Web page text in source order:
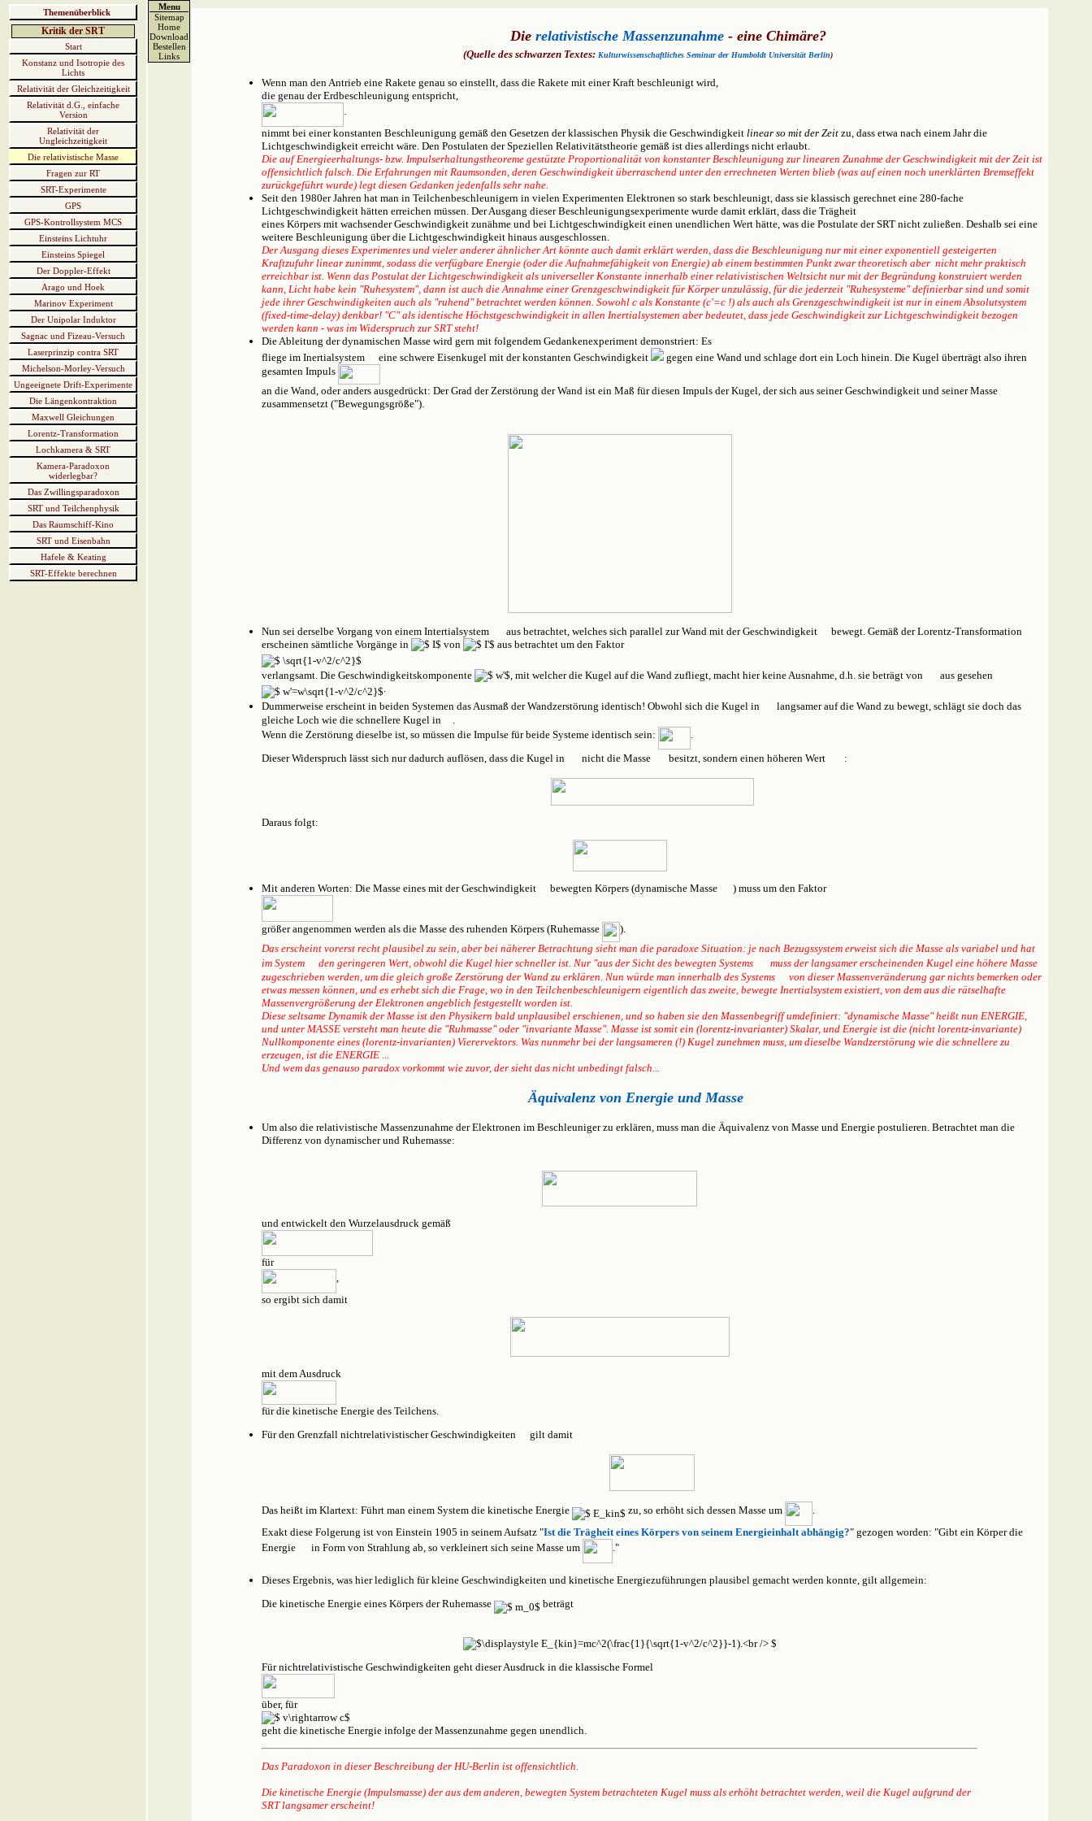
Themenüberblick
Kritik der SRT
Start
Konstanz und Isotropie des
Lichts
Relativität der Gleichzeitigkeit
Relativität d.G., einfache
Version
Relativität der
Ungleichzeitigkeit
Die relativistische Masse
Fragen zur RT
SRT-Experimente
GPS
GPS-Kontrollsystem MCS
Einsteins Lichtuhr
Einsteins Spiegel
Der Doppler-Effekt
Arago und Hoek
Marinov Experiment
Der Unipolar Induktor
Sagnac und Fizeau-Versuch
Laserprinzip contra SRT
Michelson-Morley-Versuch
Ungeeignete Drift-Experimente
Die Längenkontraktion
Maxwell Gleichungen
Lorentz-Transformation
Lochkamera & SRT
Kamera-Paradoxon
widerlegbar?
Das Zwillingsparadoxon
SRT und Teilchenphysik
Das Raumschiff-Kino
SRT und Eisenbahn
Hafele & Keating
SRT-Effekte berechnen
Menu
Sitemap
Home
Download
Bestellen
Links
Dierelativistische Massenzunahme - eine Chimäre?
(Quelle des schwarzen Textes:Kulturwissenschaftliches Seminar der Humboldt Universität Berlin)
Wenn man den Antrieb eine Rakete genau so einstellt, dass die Rakete mit einer Kraft beschleunigt wird,
die genau der Erdbeschleunigung entspricht,
.
nimmt bei einer konstanten Beschleunigung gemäß den Gesetzen der klassischen Physik die Geschwindigkeitlinear so mit der Zeit zu, dass etwa nach einem Jahr die
Lichtgeschwindigkeit erreicht wäre. Den Postulaten der Speziellen Relativitätstheorie gemäß ist dies allerdings nicht erlaubt.
Die auf Energieerhaltungs- bzw. Impulserhaltungstheoreme gestützte Proportionalität von konstanter Beschleunigung zur linearen Zunahme der Geschwindigkeit mit der Zeit ist
offensichtlich falsch. Die Erfahrungen mit Raumsonden, deren Geschwindigkeit überraschend unter den errechneten Werten blieb (was auf einen noch unerklärten Bremseffekt
zurückgeführt wurde) legt diesen Gedanken jedenfalls sehr nahe.
Seit den 1980er Jahren hat man in Teilchenbeschleunigern in vielen Experimenten Elektronen so stark beschleunigt, dass sie klassisch gerechnet eine 280-fache
Lichtgeschwindigkeit hätten erreichen müssen. Der Ausgang dieser Beschleunigungsexperimente wurde damit erklärt, dass die Trägheit
eines Körpers mit wachsender Geschwindigkeit zunähme und bei Lichtgeschwindigkeit einen unendlichen Wert hätte, was die Postulate der SRT nicht zuließen. Deshalb sei eine
weitere Beschleunigung über die Lichtgeschwindigkeit hinaus ausgeschlossen.
Der Ausgang dieses Experimentes und vieler anderer ähnlicher Art könnte auch damit erklärt werden, dass die Beschleunigung nur mit einer exponentiell gesteigerten
Kraftzufuhr linear zunimmt, sodass die verfügbare Energie (oder die Aufnahmefähigkeit von Energie) ab einem bestimmten Punkt zwar theoretisch aber nicht mehr praktisch
erreichbar ist. Wenn das Postulat der Lichtgeschwindigkeit als universeller Konstante innerhalb einer relativistischen Weltsicht nur mit der Begründung konstruiert werden
kann, Licht habe kein "Ruhesystem", dann ist auch die Annahme einer Grenzgeschwindigkeit für Körper unzulässig, für die jederzeit "Ruhesysteme" definierbar sind und somit
jede ihrer Geschwindigkeiten auch als "ruhend" betrachtet werden können. Sowohl c als Konstante (c'=c !) als auch als Grenzgeschwindigkeit ist nur in einem Absolutsystem
(fixed-time-delay) denkbar! "C" als identische Höchstgeschwindigkeit in allen Inertialsystemen aber bedeutet, dass jede Geschwindigkeit zur Lichtgeschwindigkeit bezogen
werden kann - was im Widerspruch zur SRT steht!
Die Ableitung der dynamischen Masse wird gern mit folgendem Gedankenexperiment demonstriert: Es
fliege im Inertialsystem
eine schwere Eisenkugel mit der konstanten Geschwindigkeit
gegen eine Wand und schlage dort ein Loch hinein. Die Kugel überträgt also ihren
gesamten Impuls
an die Wand, oder anders ausgedrückt: Der Grad der Zerstörung der Wand ist ein Maß für diesen Impuls der Kugel, der sich aus seiner Geschwindigkeit und seiner Masse
zusammensetzt ("Bewegungsgröße").
Nun sei derselbe Vorgang von einem Intertialsystem aus betrachtet, welches sich parallel zur Wand mit der Geschwindigkeit
bewegt. Gemäß der Lorentz-Transformation
erscheinen sämtliche Vorgänge in
von aus betrachtet um den Faktor
verlangsamt. Die Geschwindigkeitskomponente , mit welcher die Kugel auf die Wand zufliegt, macht hier keine Ausnahme, d.h. sie beträgt von
aus gesehen
.
Dummerweise erscheint in beiden Systemen das Ausmaß der Wandzerstörung identisch! Obwohl sich die Kugel in
langsamer auf die Wand zu bewegt, schlägt sie doch das
gleiche Loch wie die schnellere Kugel in
.
Wenn die Zerstörung dieselbe ist, so müssen die Impulse für beide Systeme identisch sein:
.
Dieser Widerspruch lässt sich nur dadurch auflösen, dass die Kugel in
nicht die Masse besitzt, sondern einen höheren Wert :
Daraus folgt:
Mit anderen Worten: Die Masse eines mit der Geschwindigkeit bewegten Körpers (dynamische Masse ) muss um den Faktor
größer angenommen werden als die Masse des ruhenden Körpers (Ruhemasse
).
Das erscheint vorerst recht plausibel zu sein, aber bei näherer Betrachtung sieht man die paradoxe Situation: je nach Bezugssystem erweist sich die Masse als variabel und hat
im System
den geringeren Wert, obwohl die Kugel hier schneller ist. Nur "aus der Sicht des bewegten Systems
muss der langsamer erscheinenden Kugel eine höhere Masse
zugeschrieben werden, um die gleich große Zerstörung der Wand zu erklären. Nun würde man innerhalb des Systems
von dieser Massenveränderung gar nichts bemerken oder
etwas messen können, und es erhebt sich die Frage, wo in den Teilchenbeschleunigern eigentlich das zweite, bewegte Inertialsystem existiert, von dem aus die rätselhafte
Massenvergrößerung der Elektronen angeblich festgestellt worden ist.
Diese seltsame Dynamik der Masse ist den Physikern bald unplausibel erschienen, und so haben sie den Massenbegriff umdefiniert: "dynamische Masse" heißt nun ENERGIE,
und unter MASSE versteht man heute die "Ruhmasse" oder "invariante Masse". Masse ist somit ein (lorentz-invarianter) Skalar, und Energie ist die (nicht lorentz-invariante)
Nullkomponente eines (lorentz-invarianten) Vierervektors. Was nunmehr bei der langsameren (!) Kugel zunehmen muss, um dieselbe Wandzerstörung wie die schnellere zu
erzeugen, ist die ENERGIE ...
Und wem das genauso paradox vorkommt wie zuvor, der sieht das nicht unbedingt falsch...
Äquivalenz von Energie und Masse
Um also die relativistische Massenzunahme der Elektronen im Beschleuniger zu erklären, muss man die Äquivalenz von Masse und Energie postulieren. Betrachtet man die
Differenz von dynamischer und Ruhemasse:
und entwickelt den Wurzelausdruck gemäß
für
,
so ergibt sich damit
mit dem Ausdruck
für die kinetische Energie des Teilchens.
Für den Grenzfall nichtrelativistischer Geschwindigkeiten
gilt damit
Das heißt im Klartext: Führt man einem System die kinetische Energie zu, so erhöht sich dessen Masse um
.
Exakt diese Folgerung ist von Einstein 1905 in seinem Aufsatz "Ist die Trägheit eines Körpers von seinem Energieinhalt abhängig?" gezogen worden: "Gibt ein Körper die
Energie
in Form von Strahlung ab, so verkleinert sich seine Masse um ."
Dieses Ergebnis, was hier lediglich für kleine Geschwindigkeiten und kinetische Energiezuführungen plausibel gemacht werden konnte, gilt allgemein:
Die kinetische Energie eines Körpers der Ruhemasse
beträgt
Für nichtrelativistische Geschwindigkeiten geht dieser Ausdruck in die klassische Formel
über, für
geht die kinetische Energie infolge der Massenzunahme gegen unendlich.
Das Paradoxon in dieser Beschreibung der HU-Berlin ist offensichtlich.
Die kinetische Energie (Impulsmasse) der aus dem anderen, bewegten System betrachteten Kugel muss als erhöht betrachtet werden, weil die Kugel aufgrund der
SRT langsamer erscheint!